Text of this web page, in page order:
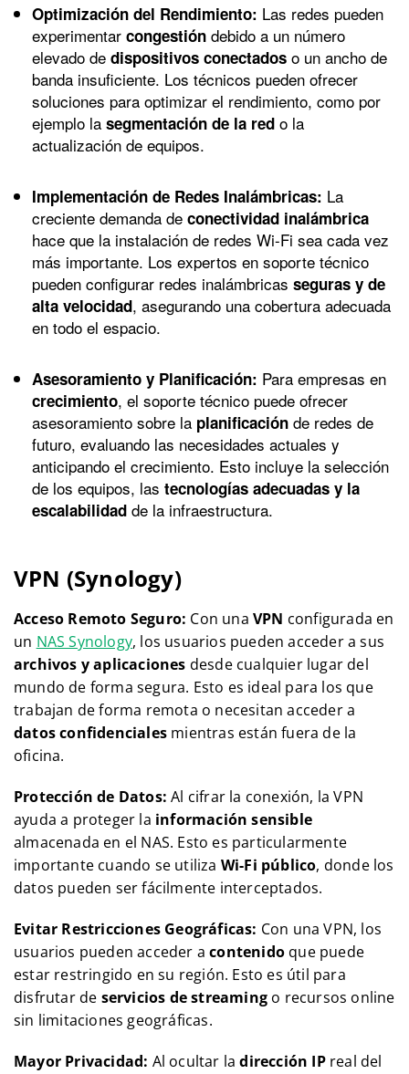
Optimización del Rendimiento: Las redes pueden
experimentar congestión debido a un número
elevado de dispositivos conectados o un ancho de
banda insuficiente. Los técnicos pueden ofrecer
soluciones para optimizar el rendimiento, como por
ejemplo la segmentación de la red o la
actualización de equipos.
Implementación de Redes Inalámbricas: La
creciente demanda de conectividad inalámbrica
hace que la instalación de redes Wi-Fi sea cada vez
más importante. Los expertos en soporte técnico
pueden configurar redes inalámbricas seguras y de
alta velocidad, asegurando una cobertura adecuada
en todo el espacio.
Asesoramiento y Planificación: Para empresas en
crecimiento, el soporte técnico puede ofrecer
asesoramiento sobre la planificación de redes de
futuro, evaluando las necesidades actuales y
anticipando el crecimiento. Esto incluye la selección
de los equipos, las tecnologías adecuadas y la
escalabilidad de la infraestructura.
VPN (Synology)
Acceso Remoto Seguro: Con unaVPN configurada en
un NAS Synology, los usuarios pueden acceder a sus
archivos y aplicaciones desde cualquier lugar del
mundo de forma segura. Esto es ideal para los que
trabajan de forma remota o necesitan acceder a
datos confidenciales mientras están fuera de la
oficina.
Protección de Datos: Al cifrar la conexión, la VPN
ayuda a proteger la información sensible
almacenada en el NAS. Esto es particularmente
importante cuando se utiliza Wi-Fi público, donde los
datos pueden ser fácilmente interceptados.
Evitar Restricciones Geográficas: Con una VPN, los
usuarios pueden acceder acontenido que puede
estar restringido en su región. Esto es útil para
disfrutar de servicios de streaming o recursos online
sin limitaciones geográficas.
Mayor Privacidad: Al ocultar ladirección IPreal del